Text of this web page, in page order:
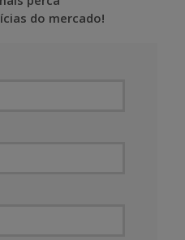
do mercado!